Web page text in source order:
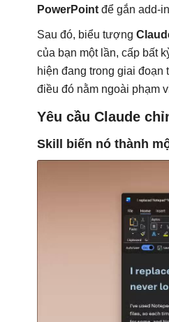
PowerPoint để gắn add-
Sau đó, biểu tượng
của bạn một lần, cấp bất
hiện đang trong giai
điều đó nằm ngoài phạm
Yêu cầu Claude
Skill biến nó thành